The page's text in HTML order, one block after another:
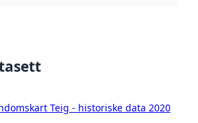
Teig - historiske data 2020